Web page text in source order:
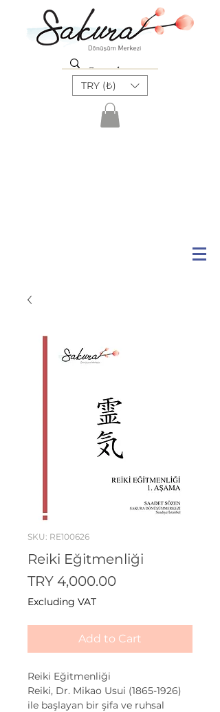
TRY (₺)
SKU: RE100626
Reiki Eğitmenliği
TRY 4,000.00Price
Excluding VAT
Add to Cart
Reiki Eğitmenliği
Reiki, Dr. Mikao Usui (1865-1926)
ile başlayan bir şifa ve ruhsal